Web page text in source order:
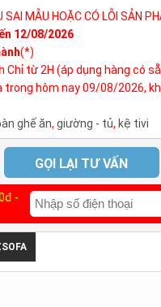
MẪU HOẶC CÓ LỖI SẢN
12/08/2026
(*)
Chỉ từ 2H (áp dụng hàng có
trong hôm nay 09/08/2026,
ghế ăn, giường - tủ, kệ tivi
GỌI LẠI TƯ VẤN
-